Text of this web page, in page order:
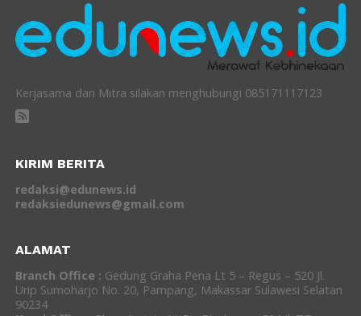
Kerjasama dan Mitra silakan menghubungi 085171117123
KIRIM BERITA
redaksi@edunews.id
redaksiedunews@gmail.com
ALAMAT
Branch Office : Gedung Graha Pena Lt 5 – Regus – 520 Jl.
Urip Sumoharjo No. 20, Pampang, Makassar Sulawesi Selatan
90234